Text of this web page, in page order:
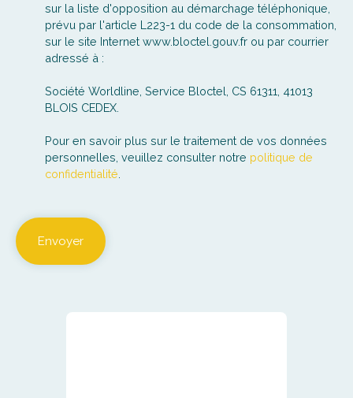
sur la liste d'opposition au démarchage téléphonique,
prévu par l'article L223-1 du code de la consommation,
sur le site Internet www.bloctel.gouv.fr ou par courrier
adressé à :
Société Worldline, Service Bloctel, CS 61311, 41013
BLOIS CEDEX.
Pour en savoir plus sur le traitement de vos données
personnelles, veuillez consulter notre politique de
confidentialité
Envoyer